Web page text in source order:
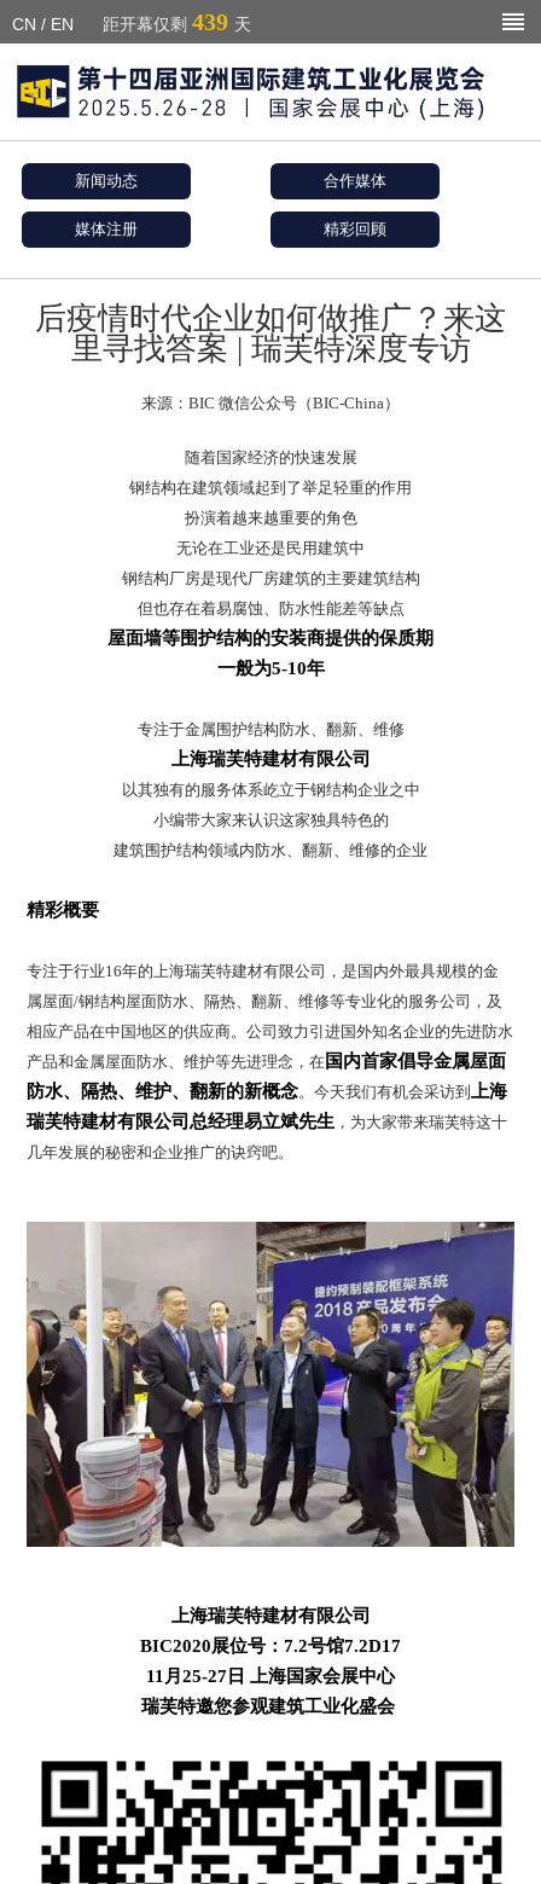
CN / EN 距开幕仅剩 439 天
新闻动态 合作媒体
媒体注册 精彩回顾
后疫情时代企业如何做推广？来这
里寻找答案 | 瑞芙特深度专访
来源：BIC 微信公众号（BIC-China）
随着国家经济的快速发展
钢结构在建筑领域起到了举足轻重的作用
扮演着越来越重要的角色
无论在工业还是民用建筑中
钢结构厂房是现代厂房建筑的主要建筑结构
但也存在着易腐蚀、防水性能差等缺点
屋面墙等围护结构的安装商提供的保质期
一般为5-10年
专注于金属围护结构防水、翻新、维修
上海瑞芙特建材有限公司
以其独有的服务体系屹立于钢结构企业之中
小编带大家来认识这家独具特色的
建筑围护结构领域内防水、翻新、维修的企业
精彩概要
专注于行业16年的上海瑞芙特建材有限公司，是国内外最具规模的金
属屋面/钢结构屋面防水、隔热、翻新、维修等专业化的服务公司，及
相应产品在中国地区的供应商。公司致力引进国外知名企业的先进防水
产品和金属屋面防水、维护等先进理念，在 国内首家倡导金属屋面
防水、隔热、维护、翻新的新概念。今天我们有机会采访到 上海
瑞芙特建材有限公司总经理易立斌先生 ，为大家带来瑞芙特这十
几年发展的秘密和企业推广的诀窍吧。
上海瑞芙特建材有限公司
BIC2020展位号：7.2号馆7.2D17
11月25-27日 上海国家会展中心
瑞芙特邀您参观建筑工业化盛会